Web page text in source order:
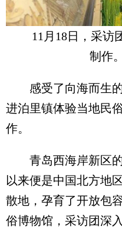
11月18日，采访
制作
感受了向海而生的
进泊里镇体验当地民
作。
青岛西海岸新区的
以来便是中国北方地
散地，孕育了开放包
俗博物馆，采访团深